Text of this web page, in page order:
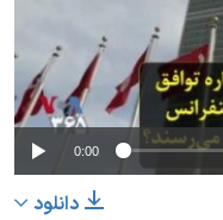
No media
0:00
دانلود